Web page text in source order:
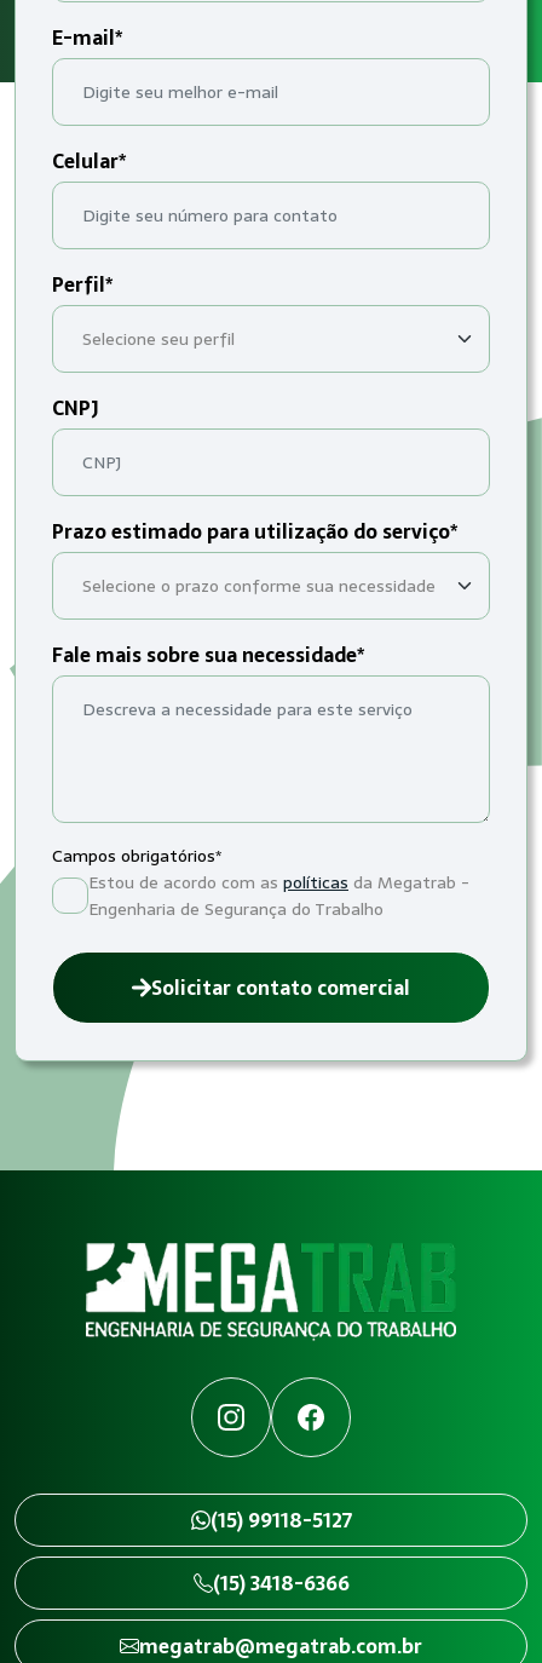
E-mail*
Celular*
Perfil*
CNPJ
Prazo estimado para utilização do serviço*
Fale mais sobre sua necessidade*
Campos obrigatórios*
Estou de acordo com as políticas da Megatrab -
Engenharia de Segurança do Trabalho
Solicitar contato comercial
InstagramFacebook
(15) 99118-5127
(15) 3418-6366
megatrab@megatrab.com.br